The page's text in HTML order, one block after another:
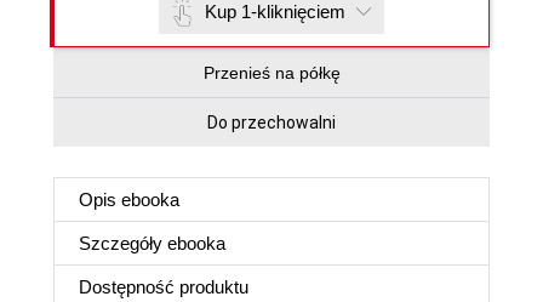
Kup 1-kliknięciem
Przenieś na półkę
Do przechowalni
Opis ebooka
Szczegóły ebooka
Dostępność produktu